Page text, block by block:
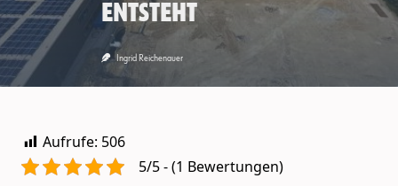
entsteht
Ingrid Reichenauer
Aufrufe: 506
5/5 - (1 Bewertungen)